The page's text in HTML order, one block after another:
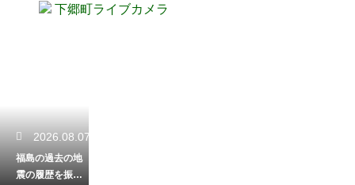
下郷町ライブカメラ
2026.08.07
福島の過去の地
震の履歴を振り